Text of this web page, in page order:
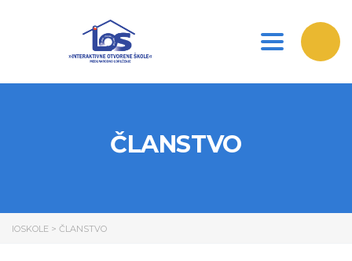
Toggle
ČLANSTVO
IOSKOLE > ČLANSTVO